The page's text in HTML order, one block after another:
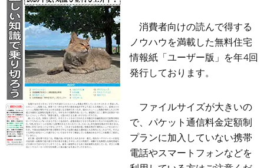
消費者向けの読んで得する
ノウハウを満載した無料住宅
情報紙「ユーザー版」を年4回
発行しております。
ファイルサイズが大きいの
で、パケット通信料金定額制
プランに加入していない携帯
電話やスマートフォンなどを